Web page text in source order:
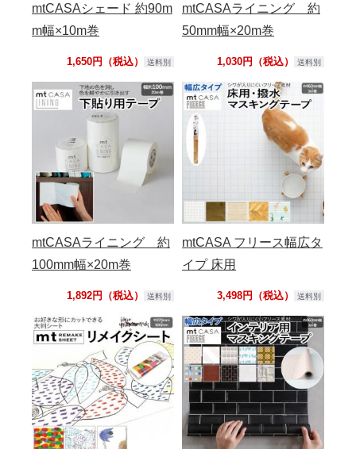
mtCASAシェード 約90m
m幅×10m巻
1,650円（税込） 送料別
mtCASAライニング 約
50mm幅×20m巻
1,030円（税込） 送料別
mtCASAライニング 約
100mm幅×20m巻
1,892円（税込） 送料別
mtCASA フリース幅広タ
イプ 床用
3,498円（税込） 送料別